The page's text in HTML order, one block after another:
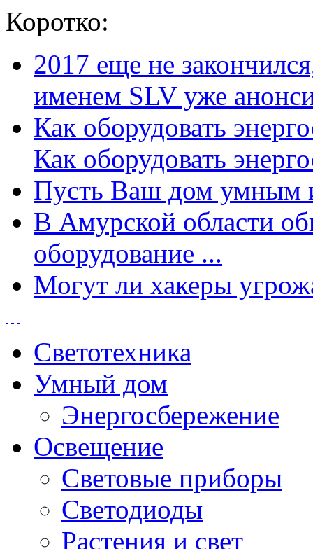
Коротко:
2017 еще не
именем SLV уже
Как оборудовать
Как оборудовать
Пусть Ваш дом умным
В Амурской области
оборудование ...
Могут ли хакеры
Светотехника
Умный дом
Энергосбережение
Освещение
Световые приборы
Светодиоды
Растения и свет